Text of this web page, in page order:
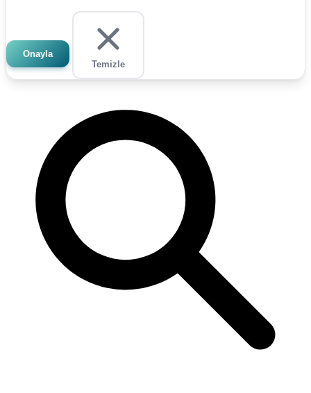
Onayla
Temizle